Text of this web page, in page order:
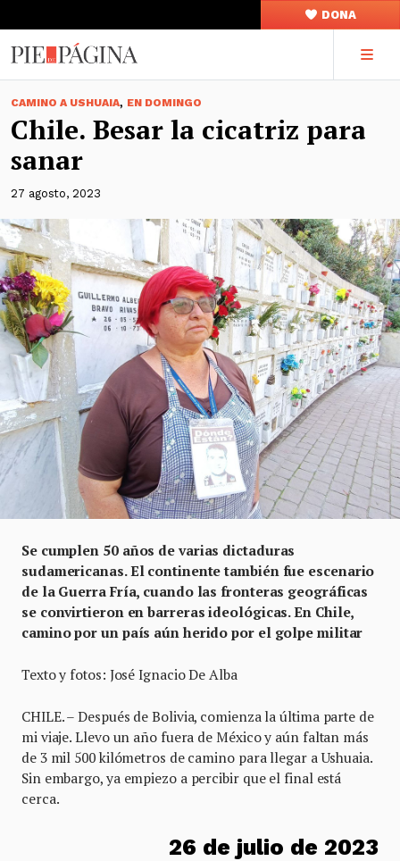
DONA
CAMINO A USHUAIA, EN DOMINGO
Chile. Besar la cicatriz para
sanar
27 agosto, 2023
Se cumplen 50 años de varias dictaduras
sudamericanas. El continente también fue escenario
de la Guerra Fría, cuando las fronteras geográficas
se convirtieron en barreras ideológicas. En Chile,
camino por un país aún herido por el golpe militar
Texto y fotos: José Ignacio De Alba
CHILE. – Después de Bolivia, comienza la última parte de
mi viaje. Llevo un año fuera de México y aún faltan más
de 3 mil 500 kilómetros de camino para llegar a Ushuaia.
Sin embargo, ya empiezo a percibir que el final está
cerca.
26 de julio de 2023